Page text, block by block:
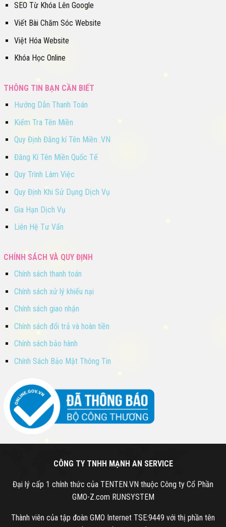
SEO Từ Khóa Lên Google
Viết Bài Chăm Sóc Website
Việt Hóa Website
Khóa Học Online
THÔNG TIN BẠN CẦN BIẾT
Hướng Dẫn Thanh Toán
Kiểm Tra Tên Miền
Quy Định Đăng kí Tên Miền .VN
Đăng Kí Tên Miền Quốc Tế
Quy Trình Làm Việc
Quy Định Khi Sử Dụng Dịch Vụ
Gia Hạn Dịch Vụ
Liên Hệ Tư Vấn
CHÍNH SÁCH VÀ QUY ĐỊNH
Chính sách thanh toán
Chính sách xử lý khiếu nại
Chính sách giao nhận
Chính sách đổi trả và hoàn tiền
Chính sách bảo hành
Chính Sách Bảo Mật Thông Tin
CÔNG TY TNHH MẠNH AN SERVICE
Đại lý cấp 1 chính thức của TENTEN.VN thuộc Công ty Cổ Phần
GMO-Z.com RUNSYSTEM
Thành viên của tập đoàn GMO Internet TSE:9449 với thị phần tên